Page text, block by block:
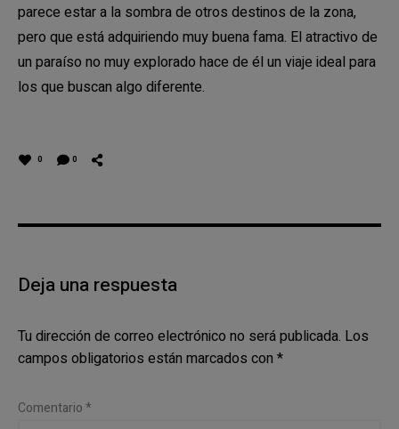
parece estar a la sombra de otros destinos de la zona,
pero que está adquiriendo muy buena fama. El atractivo de
un paraíso no muy explorado hace de él un viaje ideal para
los que buscan algo diferente.
0 0
Deja una respuesta
Tu dirección de correo electrónico no será publicada. Los
campos obligatorios están marcados con *
Comentario*